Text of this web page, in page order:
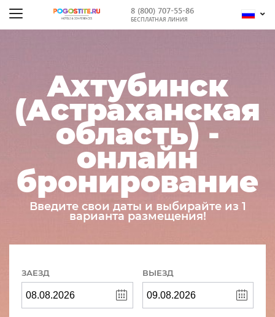
8 (800) 707-55-86
БЕСПЛАТНАЯ ЛИНИЯ
Ахтубинск
(Астраханская
область) -
онлайн
бронирование
Введите свои даты и выбирайте из 1
варианта размещения!
ЗАЕЗД ВЫЕЗД